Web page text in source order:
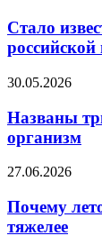
как
продвигается
разработка
вакцины
рака
Стало
Названы
маркера,
что
работа
организм
30.05.2026
Названы
организм
Почему
утренние
подъемы
часто
27.06.2026
Почему
тяжелее